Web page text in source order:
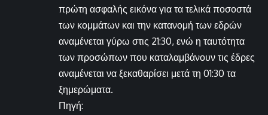
πρώτη ασφαλής εικόνα για τα τελικά ποσοστά
των κομμάτων και την κατανομή των εδρών
αναμένεται γύρω στις 21:30, ενώ η ταυτότητα
των προσώπων που καταλαμβάνουν τις έδρες
αναμένεται να ξεκαθαρίσει μετά τη 01:30 τα
ξημερώματα.
Πηγή: